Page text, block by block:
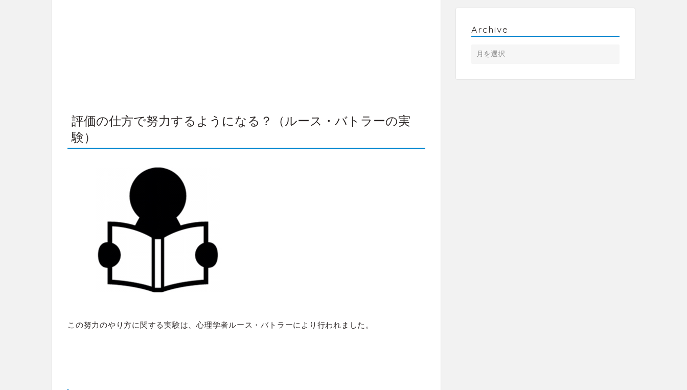
評価の仕方で努力するようになる？（ルース・バトラーの実
験）
この努力のやり方に関する実験は、心理学者ルース・バトラーにより行われました。
Archive